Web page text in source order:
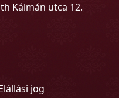
Kálmán utca 12.
jog